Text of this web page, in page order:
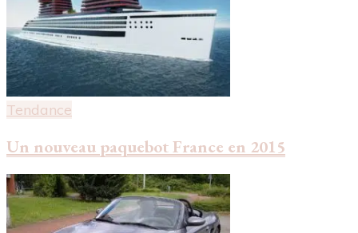
Tendance
Un nouveau paquebot France en 2015